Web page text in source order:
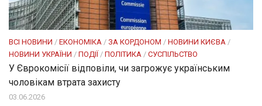
ВСІ НОВИНИ / ЕКОНОМІКА / ЗА КОРДОНОМ / НОВИНИ КИЄВА /
НОВИНИ УКРАЇНИ / ПОДІЇ / ПОЛІТИКА / СУСПІЛЬСТВО
У Єврокомісії відповіли, чи загрожує українським
чоловікам втрата захисту
03.06.2026